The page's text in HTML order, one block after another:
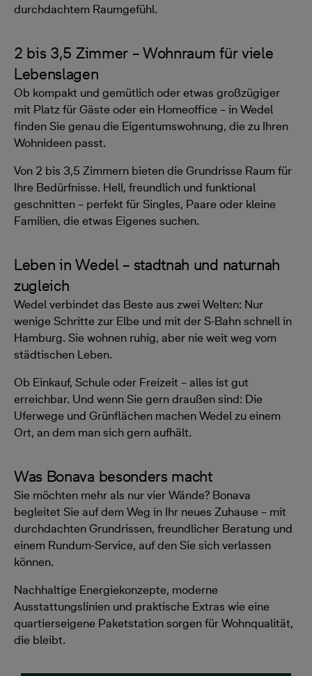
durchdachtem Raumgefühl.
2 bis 3,5 Zimmer – Wohnraum für viele
Lebenslagen
Ob kompakt und gemütlich oder etwas großzügiger
mit Platz für Gäste oder ein Homeoffice – in Wedel
finden Sie genau die Eigentumswohnung, die zu Ihren
Wohnideen passt.
Von 2 bis 3,5 Zimmern bieten die Grundrisse Raum für
Ihre Bedürfnisse. Hell, freundlich und funktional
geschnitten – perfekt für Singles, Paare oder kleine
Familien, die etwas Eigenes suchen.
Leben in Wedel – stadtnah und naturnah
zugleich
Wedel verbindet das Beste aus zwei Welten: Nur
wenige Schritte zur Elbe und mit der S-Bahn schnell in
Hamburg. Sie wohnen ruhig, aber nie weit weg vom
städtischen Leben.
Ob Einkauf, Schule oder Freizeit – alles ist gut
erreichbar. Und wenn Sie gern draußen sind: Die
Uferwege und Grünflächen machen Wedel zu einem
Ort, an dem man sich gern aufhält.
Was Bonava besonders macht
Sie möchten mehr als nur vier Wände? Bonava
begleitet Sie auf dem Weg in Ihr neues Zuhause – mit
durchdachten Grundrissen, freundlicher Beratung und
einem Rundum-Service, auf den Sie sich verlassen
können.
Nachhaltige Energiekonzepte, moderne
Ausstattungslinien und praktische Extras wie eine
quartierseigene Paketstation sorgen für Wohnqualität,
die bleibt.